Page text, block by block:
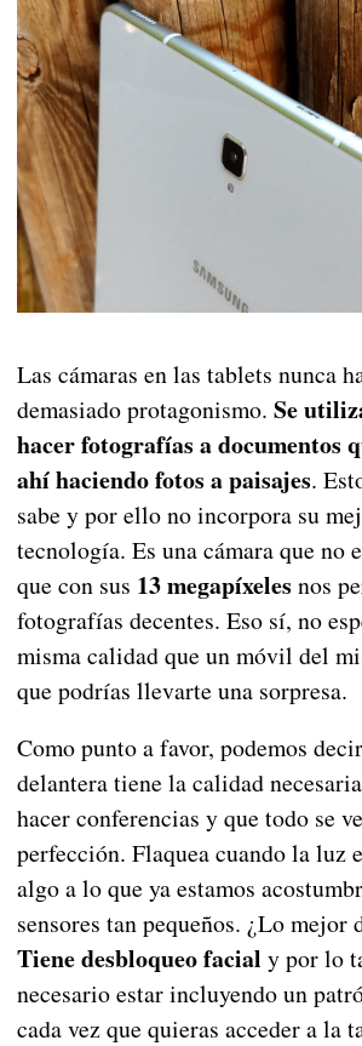
Las cámaras en las tablets nunca
demasiado protagonismo. Se
hacer fotografías a documentos
ahí haciendo fotos a paisajes.
sabe y por ello no incorpora su
tecnología. Es una cámara que no
que con sus 13 megapíxeles nos
fotografías decentes. Eso sí, no
misma calidad que un móvil del
que podrías llevarte una sorpresa.
Como punto a favor, podemos
delantera tiene la calidad
hacer conferencias y que todo se
perfección. Flaquea cuando la luz
algo a lo que ya estamos
sensores tan pequeños. ¿Lo mejor
Tiene desbloqueo facial y por lo
necesario estar incluyendo un
cada vez que quieras acceder a la